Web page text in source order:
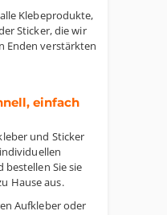
Klebeprodukte,
Sticker, die wir
Enden verstärkten
einfach
und Sticker
Sie sie
Hause aus.
Aufkleber oder